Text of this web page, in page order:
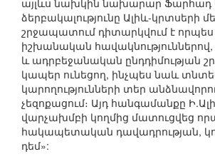
այլևս նախկին նախարար Ֆարհադ
ձերբակալությունը Ալիև-կրտսերի
շրջապատում դիտարկվում է որպես
իշխանական հավակնություններով,
և ադրբեջանական ընդդիմության
կապեր ունեցող, ինչպես նաև
կարողությունների տեր
չեզոքացում։ Այդ հանգամանքը
վարչախմբի կողմից մատուցվեց
հակապետական դավադրության,
դեմ»: